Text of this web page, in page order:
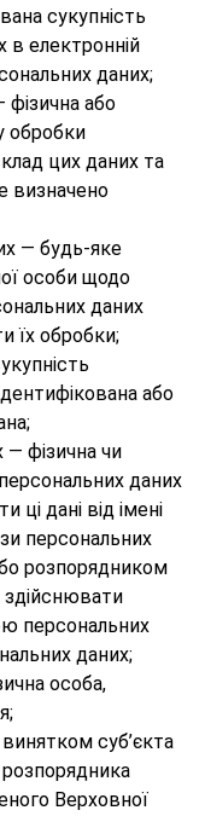
сукупність
в електронній
даних;
фізична або
обробки
цих даних та
визначено
— будь-яке
особи щодо
даних
їх обробки;
або
фізична чи
даних
дані від імені
персональних
розпорядником
здійснювати
персональних
даних;
особа,
суб’єкта
Верховної